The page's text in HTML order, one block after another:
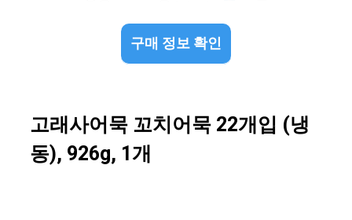
구매 정보 확인
고래사어묵 꼬치어묵 22개입 (냉
동), 926g, 1개